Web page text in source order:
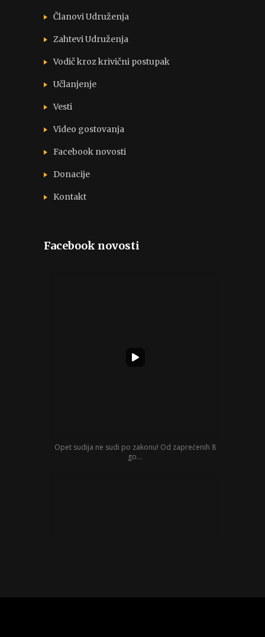
Članovi Udruženja
Zahtevi Udruženja
Vodič kroz krivični postupak
Učlanjenje
Vesti
Video gostovanja
Facebook novosti
Donacije
Kontakt
Facebook novosti
Opet sudija ne sudi po zakonu! Od zaprećenih 8
go...